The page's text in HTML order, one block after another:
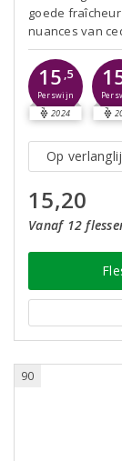
goede
nuances van
15 ,5
Perswijn
2024
Op
15,20
Vanaf 12
90